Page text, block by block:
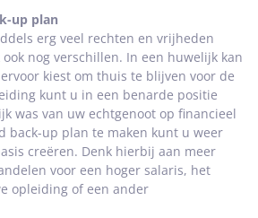
up plan
erg veel rechten en vrijheden
nog verschillen. In een huwelijk kan
kiest om thuis te blijven voor de
kunt u in een benarde positie
was van uw echtgenoot op financieel
back-up plan te maken kunt u weer
creëren. Denk hierbij aan meer
voor een hoger salaris, het
opleiding of een ander